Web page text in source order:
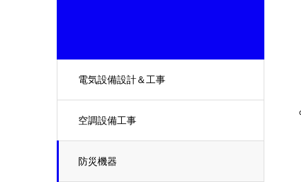
電気設備設計＆工事
空調設備工事
防災機器